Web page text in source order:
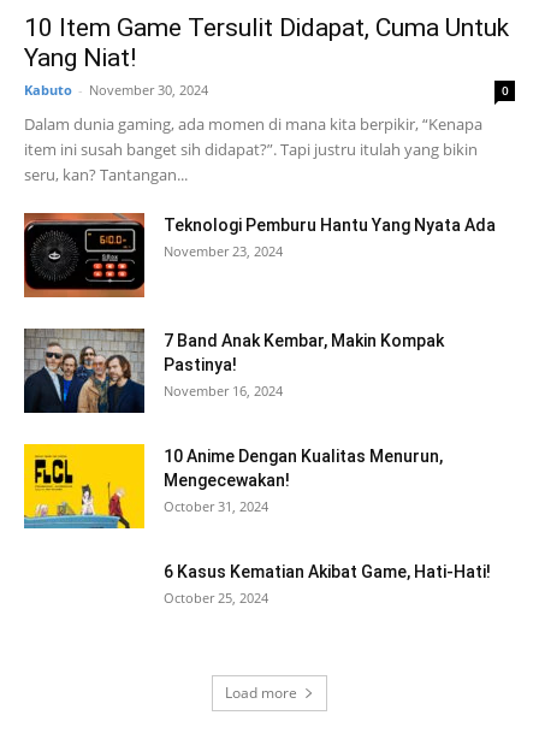
10 Item Game Tersulit Didapat, Cuma Untuk
Yang Niat!
Kabuto - November 30, 2024 0
Dalam dunia gaming, ada momen di mana kita berpikir, “Kenapa
item ini susah banget sih didapat?”. Tapi justru itulah yang bikin
seru, kan? Tantangan...
Teknologi Pemburu Hantu Yang Nyata Ada
November 23, 2024
7 Band Anak Kembar, Makin Kompak
Pastinya!
November 16, 2024
10 Anime Dengan Kualitas Menurun,
Mengecewakan!
October 31, 2024
6 Kasus Kematian Akibat Game, Hati-Hati!
October 25, 2024
Load more